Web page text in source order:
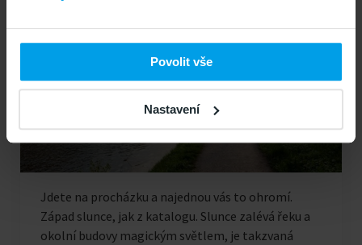
Povolit vše
Nastavení
Jdete na procházku a najednou vás to ohromí.
Západ slunce, jak z katalogu. Slunce zalévá řeku a
okolní budovy magickým světlem, je takzvaná